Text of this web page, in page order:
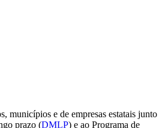
e de empresas estatais junto
prazo (DMLP) e ao Programa de